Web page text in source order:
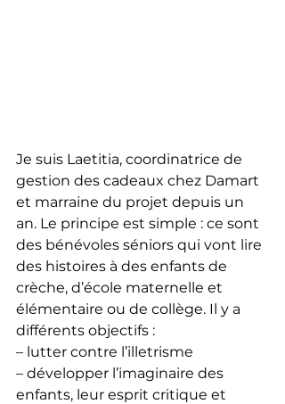
Je suis Laetitia, coordinatrice de
gestion des cadeaux chez Damart
et marraine du projet depuis un
an. Le principe est simple : ce sont
des bénévoles séniors qui vont lire
des histoires à des enfants de
crèche, d’école maternelle et
élémentaire ou de collège. Il y a
différents objectifs :
– lutter contre l’illetrisme
– développer l’imaginaire des
enfants, leur esprit critique et